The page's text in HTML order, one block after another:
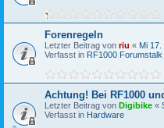
Forenregeln
Letzter Beitrag von riu « Mi
Verfasst in RF1000 Forumstalk
Achtung! Bei RF1000
Letzter Beitrag von Digibike «
Verfasst in Hardware